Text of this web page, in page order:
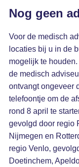
Nog geen
Voor de medisch
locaties bij u in de
mogelijk te
de medisch
ontvangt ongeveer
telefoontje om de
rond 8 april te
gevolgd door regio
Nijmegen en
regio Venlo,
Doetinchem,